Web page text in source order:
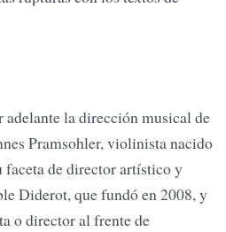
adelante la dirección musical de
Pramsohler, violinista nacido
de director artístico y
Diderot, que fundó en 2008, y
o director al frente de